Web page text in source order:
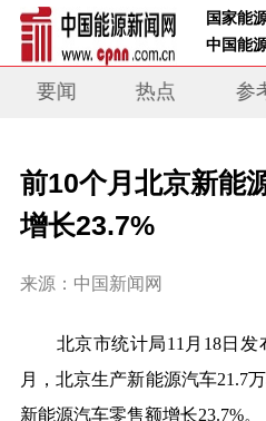
国家能
中国能
要闻 热点 参
前10个月北京新能
增长23.7%
来源：中国新闻网
北京市统计局11月18日发
月，北京生产新能源汽车21.7
新能源汽车零售额增长23.7%。